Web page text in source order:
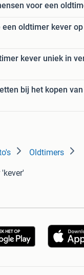
voor een
een oldtimer kever
kever uniek in
bij het kopen
Oldtimers